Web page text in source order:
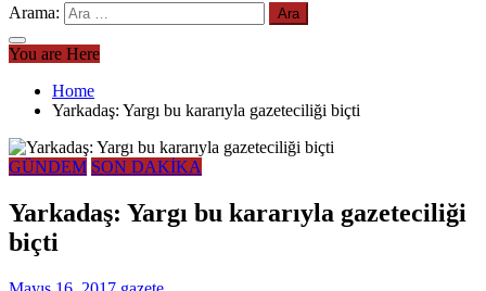
Arama:
You are Here
Home
Yarkadaş: Yargı bu kararıyla gazeteciliği biçti
GÜNDEM SON DAKİKA
Yarkadaş: Yargı bu kararıyla gazeteciliği
biçti